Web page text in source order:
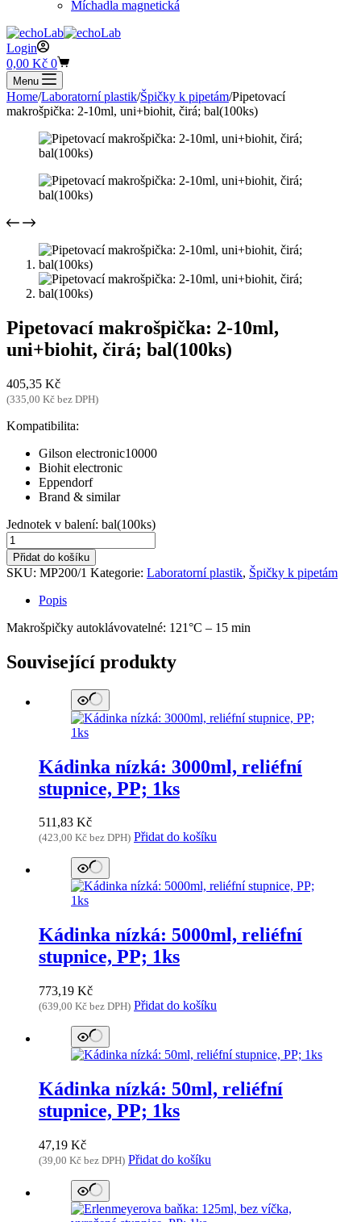
Míchadla magnetická
Login
Shopping
cart
0,00 Kč 0
Menu
Home/Laboratorní plastik/Špičky k pipetám/Pipetovací
makrošpička: 2-10ml, uni+biohit, čirá; bal(100ks)
Pipetovací makrošpička: 2-10ml,
uni+biohit, čirá; bal(100ks)
405,35 Kč
(335,00 Kč bez DPH)
Kompatibilita:
Gilson electronic10000
Biohit electronic
Eppendorf
Brand & similar
Jednotek v balení: bal(100ks)
Pipetovací
makrošpička:
2-
10ml,
uni+biohit,
bal(100ks)
Přidat do košíku
SKU: MP200/1 Kategorie: Laboratorní plastik, Špičky k pipetám
Popis
Makrošpičky autoklávovatelné: 121°C – 15 min
Související produkty
Kádinka nízká: 3000ml, reliéfní
stupnice, PP; 1ks
511,83 Kč
(423,00 Kč bez DPH) Přidat do košíku
Kádinka nízká: 5000ml, reliéfní
stupnice, PP; 1ks
773,19 Kč
(639,00 Kč bez DPH) Přidat do košíku
Kádinka nízká: 50ml, reliéfní
stupnice, PP; 1ks
47,19 Kč
(39,00 Kč bez DPH) Přidat do košíku